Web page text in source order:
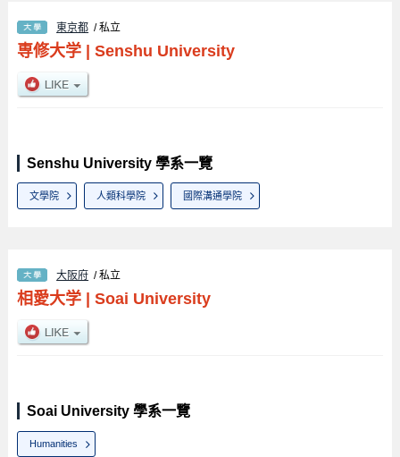
東京都 / 私立
専修大学| Senshu University
Senshu University 學系一覽
文學院 人類科學院 國際溝通學院
大阪府 / 私立
相愛大学| Soai University
Soai University 學系一覽
Humanities